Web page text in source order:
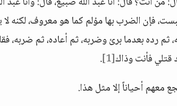
يبست، فإن الضرب بها مؤلم كما هو معروف،
رده بعدما برئ وضربه، ثم أعاده، ثم ضربه،
فأنت وذاك[1]
.
معهم أحياناً إلا مثل هذا.